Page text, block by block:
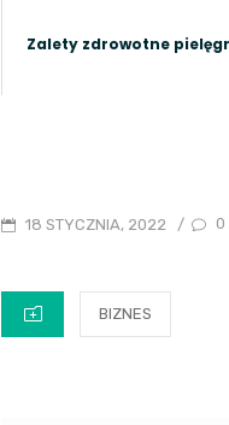
Zalety zdrowotne
POSTED
18 STYCZNIA, 2022 / 0
CATEGORIES
BIZNES